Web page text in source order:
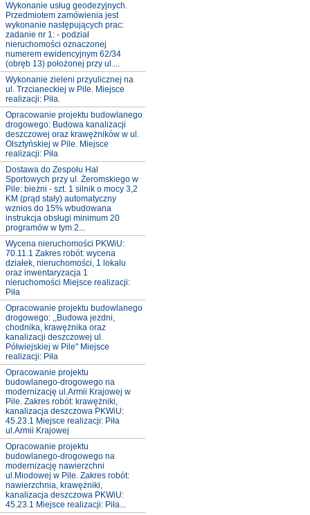
Wykonanie usług geodezyjnych.
Przedmiotem zamówienia jest
wykonanie następujących prac:
zadanie nr 1: - podział
nieruchomości oznaczonej
numerem ewidencyjnym 62/34
(obręb 13) położonej przy ul....
Wykonanie zieleni przyulicznej na
ul. Trzcianeckiej w Pile. Miejsce
realizacji: Piła.
Opracowanie projektu budowlanego
drogowego: Budowa kanalizacji
deszczowej oraz krawężników w ul.
Olsztyńskiej w Pile. Miejsce
realizacji: Piła
Dostawa do Zespołu Hal
Sportowych przy ul. Żeromskiego w
Pile: bieżni - szt. 1 silnik o mocy 3,2
KM (prąd stały) automatyczny
wznios do 15% wbudowana
instrukcja obsługi minimum 20
programów w tym 2...
Wycena nieruchomości PKWiU:
70.11.1 Zakres robót: wycena
działek, nieruchomości, 1 lokalu
oraz inwentaryzacja 1
nieruchomości Miejsce realizacji:
Piła
Opracowanie projektu budowlanego
drogowego: ,,Budowa jezdni,
chodnika, krawężnika oraz
kanalizacji deszczowej ul.
Półwiejskiej w Pile" Miejsce
realizacji: Piła
Opracowanie projektu
budowlanego-drogowego na
modernizację ul.Armii Krajowej w
Pile. Zakres robót: krawężniki,
kanalizacja deszczowa PKWiU:
45.23.1 Miejsce realizacji: Piła
ul.Armii Krajowej
Opracowanie projektu
budowlanego-drogowego na
modernizację nawierzchni
ul.Miodowej w Pile. Zakres robót:
nawierzchnia, krawężniki,
kanalizacja deszczowa PKWiU:
45.23.1 Miejsce realizacji: Piła...